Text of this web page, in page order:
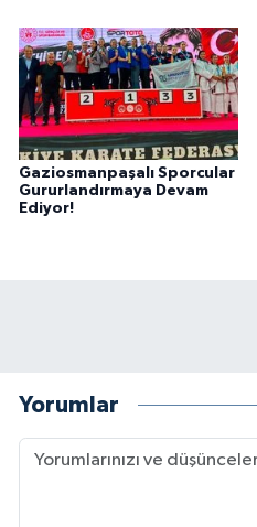
Gaziosmanpaşalı Sporcular
Gururlandırmaya Devam
Ediyor!
Yorumlar